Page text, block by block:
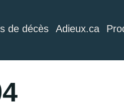
de décès Adieux.ca